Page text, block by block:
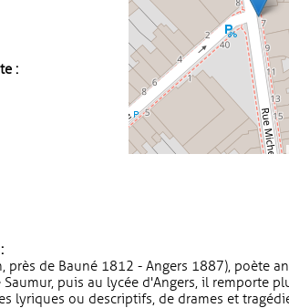
:
près de Bauné 1812 - Angers 1887), poète
puis au lycée d'Angers, il remporte
lyriques ou descriptifs, de drames et